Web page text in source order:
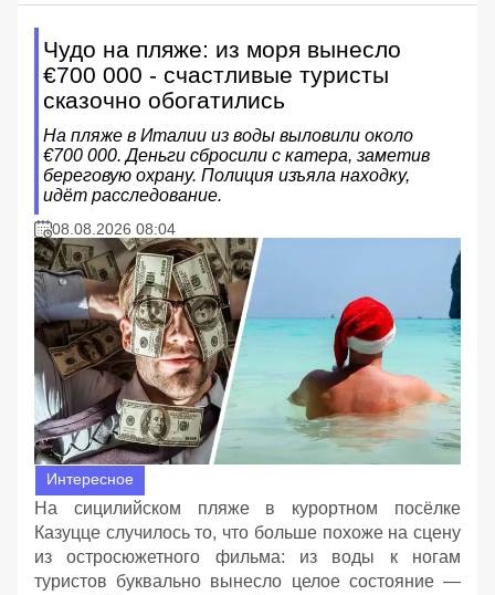
Чудо на пляже: из моря вынесло
€700 000 - счастливые туристы
сказочно обогатились
На пляже в Италии из воды выловили около
€700 000. Деньги сбросили с катера, заметив
береговую охрану. Полиция изъяла находку,
идёт расследование.
08.08.2026 08:04
Интересное
На сицилийском пляже в курортном посёлке
Казуцце случилось то, что больше похоже на сцену
из остросюжетного фильма: из воды к ногам
туристов буквально вынесло целое состояние —